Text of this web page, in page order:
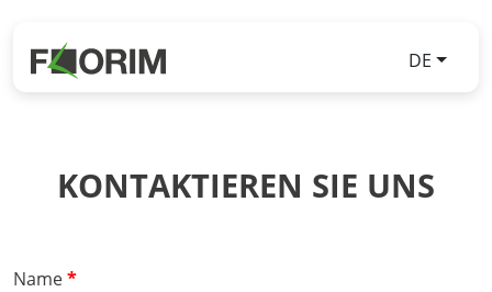
DE
KONTAKTIEREN SIE UNS
Name